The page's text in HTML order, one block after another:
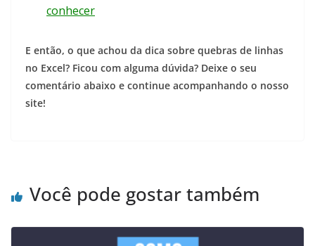
conhecer
E então, o que achou da dica sobre quebras de linhas
no Excel? Ficou com alguma dúvida? Deixe o seu
comentário abaixo e continue acompanhando o nosso
site!
Você pode gostar também